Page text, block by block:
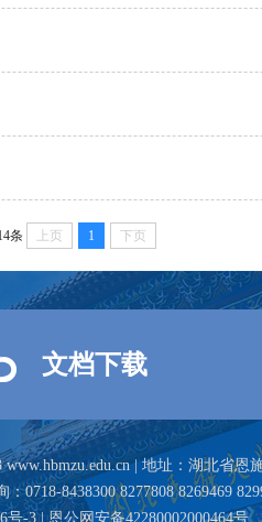
条 上页 1 下页
文档下载
| 地址：湖北省恩
0718-8438300 8277808 8269469
号-3 | 恩公网安备42280002000464号